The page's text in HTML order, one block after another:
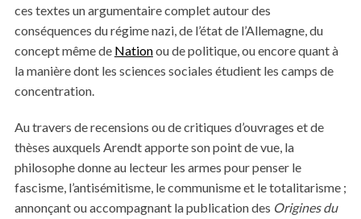
ces textes un argumentaire complet autour des
conséquences du régime nazi, de l’état de l’Allemagne, du
concept même de Nationou de politique, ou encore quant à
la manière dont les sciences sociales étudient les camps de
concentration.
Au travers de recensions ou de critiques d’ouvrages et de
thèses auxquels Arendt apporte son point de vue, la
philosophe donne au lecteur les armes pour penser le
fascisme, l’antisémitisme, le communisme et le totalitarisme ;
annonçant ou accompagnant la publication des Origines du